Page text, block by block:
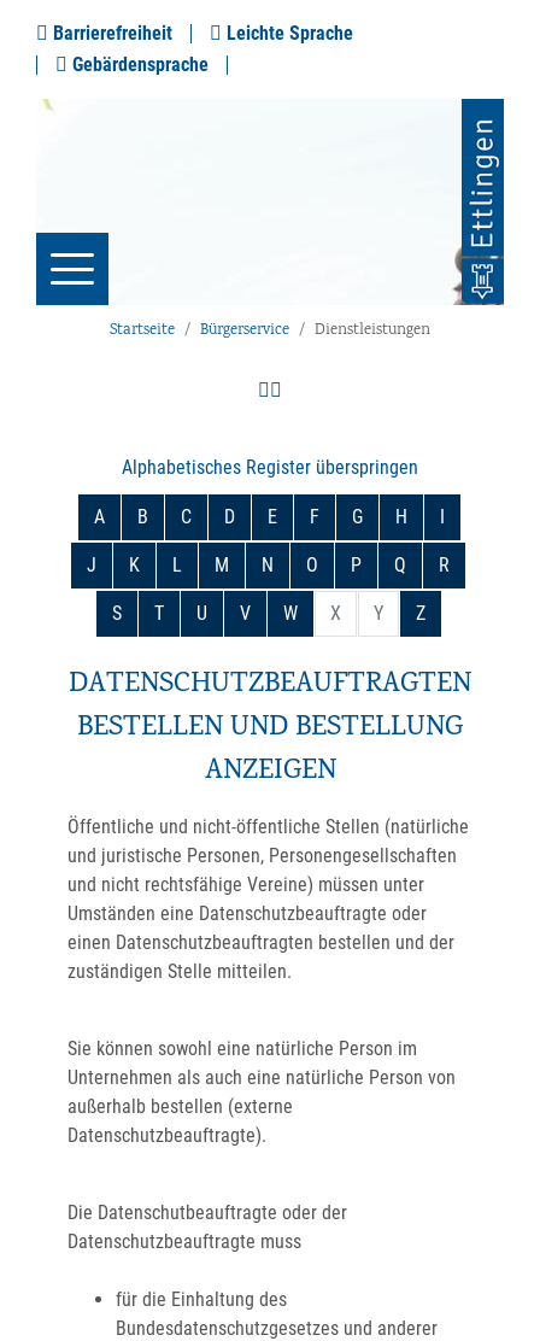
Barrierefreiheit
Leichte Sprache
Gebärdensprache
Startseite Bürgerservice Dienstleistungen
Alphabetisches Register überspringen
A B C D E F G H I
J K L M N O P Q R
S T U V W X Y Z
DATENSCHUTZBEAUFTRAGTEN
BESTELLEN UND BESTELLUNG
ANZEIGEN
Öffentliche und nicht-öffentliche Stellen (natürliche
und juristische Personen, Personengesellschaften
und nicht rechtsfähige Vereine) müssen unter
Umständen eine Datenschutzbeauftragte oder
einen Datenschutzbeauftragten bestellen und der
zuständigen Stelle mitteilen.
Sie können sowohl eine natürliche Person im
Unternehmen als auch eine natürliche Person von
außerhalb bestellen (externe
Datenschutzbeauftragte).
Die Datenschutbeauftragte oder der
Datenschutzbeauftragte muss
für die Einhaltung des
Bundesdatenschutzgesetzes und anderer